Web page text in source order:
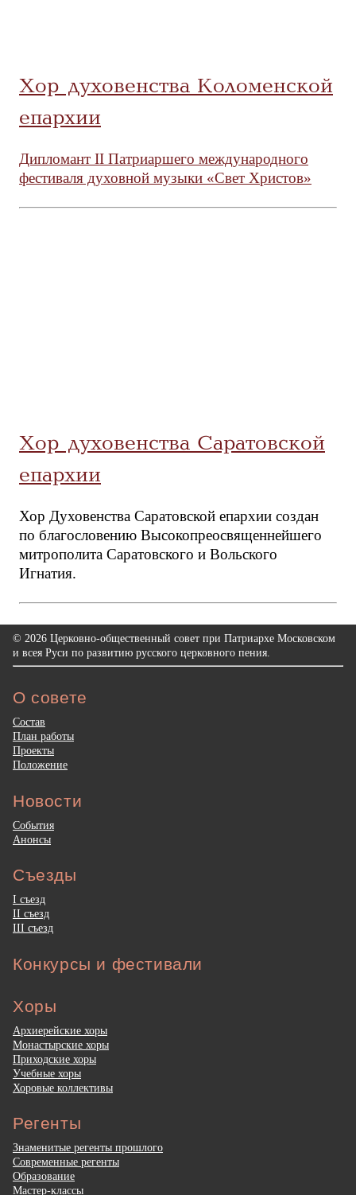
Хор духовенства Коломенской
епархии
Дипломант II Патриаршего международного
фестиваля духовной музыки «Свет Христов»
Хор духовенства Саратовской
епархии
Хор Духовенства Саратовской епархии создан
по благословению Высокопреосвященнейшего
митрополита Саратовского и Вольского
Игнатия.
© 2026 Церковно-общественный совет при Патриархе Московском
и всея Руси по развитию русского церковного пения.
О совете
Состав
План работы
Проекты
Положение
Новости
События
Анонсы
Съезды
I съезд
II съезд
III съезд
Конкурсы и фестивали
Хоры
Архиерейские хоры
Монастырские хоры
Приходские хоры
Учебные хоры
Хоровые коллективы
Регенты
Знаменитые регенты прошлого
Современные регенты
Образование
Мастер-классы